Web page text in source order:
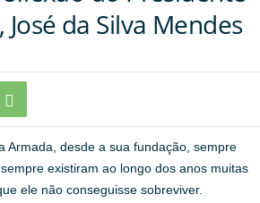
da Silva Mendes
Armada, desde a sua fundação, sempre
existiram ao longo dos anos muitas
ele não conseguisse sobreviver.